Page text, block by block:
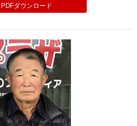
PDFダウンロード